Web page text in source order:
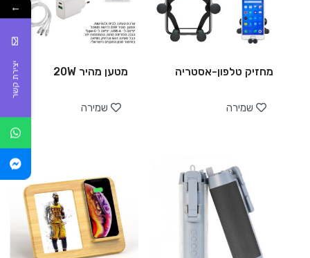
מחזיק טלפון-אסטריה
שמירה
מטען מהיר 20W
שמירה
←
יצירת קשר